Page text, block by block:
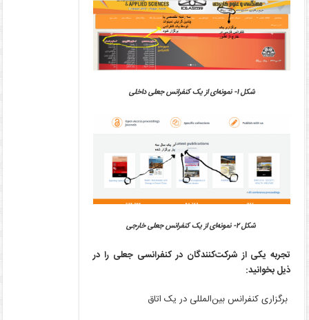
شکل ۱- نمونه‌ای از یک کنفرانس جعلی داخلی
شکل ۲- نمونه‌ای از یک کنفرانس جعلی خارجی
تجربه یکی از شرکت‌کنندگان در کنفرانسی جعلی را در
ذیل بخوانید:
برگزاری کنفرانس بین‌المللی در یک اتاق